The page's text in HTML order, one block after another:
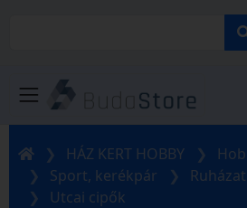
HÁZ KERT HOBBY
Sport, kerékpár
Ruházat
Utcai cipők